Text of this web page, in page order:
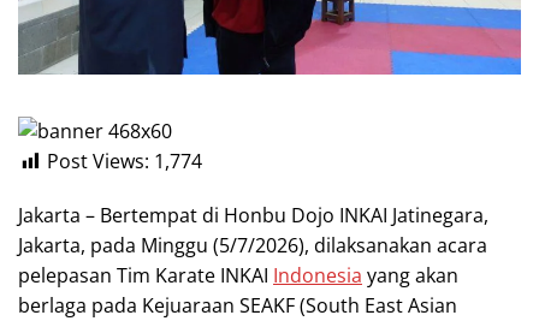
Post Views: 1,774
Jakarta – Bertempat di Honbu Dojo INKAI Jatinegara,
Jakarta, pada Minggu (5/7/2026), dilaksanakan acara
pelepasan Tim Karate INKAI Indonesia yang akan
berlaga pada Kejuaraan SEAKF (South East Asian